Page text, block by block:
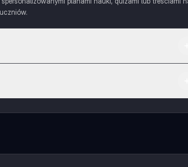
w aplikacji, które również możesz otrzymać za